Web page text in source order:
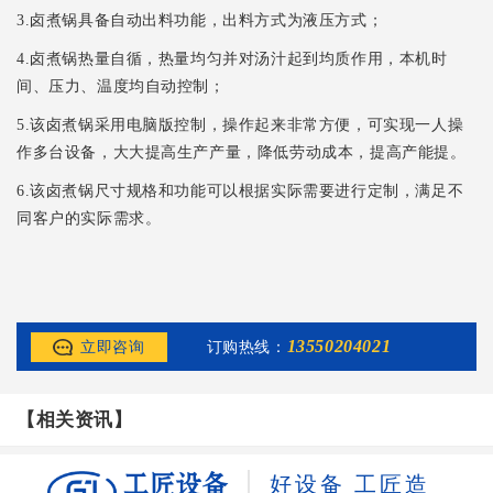
3.卤煮锅具备自动出料功能，出料方式为液压方式；
4.卤煮锅热量自循，热量均匀并对汤汁起到均质作用，本机时
间、压力、温度均自动控制；
5.该卤煮锅采用电脑版控制，操作起来非常方便，可实现一人操
作多台设备，大大提高生产产量，降低劳动成本，提高产能提。
6.该卤煮锅尺寸规格和功能可以根据实际需要进行定制，满足不
同客户的实际需求。
立即咨询 订购热线： 13550204021
【相关资讯】
好设备 工匠造